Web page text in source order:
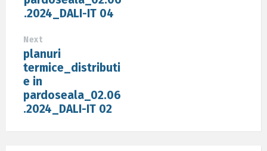
.2024_DALI-IT 04
Next
planuri
termice_distributi
e in
pardoseala_02.06
.2024_DALI-IT 02